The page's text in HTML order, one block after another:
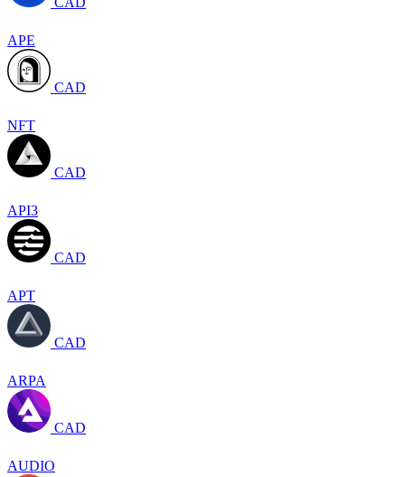
APE
CAD
NFT
CAD
API3
CAD
APT
CAD
ARPA
CAD
AUDIO